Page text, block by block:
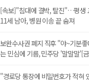
[속보]"침대에 결박, 탈진"…평생
11세 남아, 병원 이송 끝 숨져
보완수사권 폐지 직후 "야~기분
는 민심에 기름, 민주당 '말말말'[
"경로당 통장에 비밀번호가 적